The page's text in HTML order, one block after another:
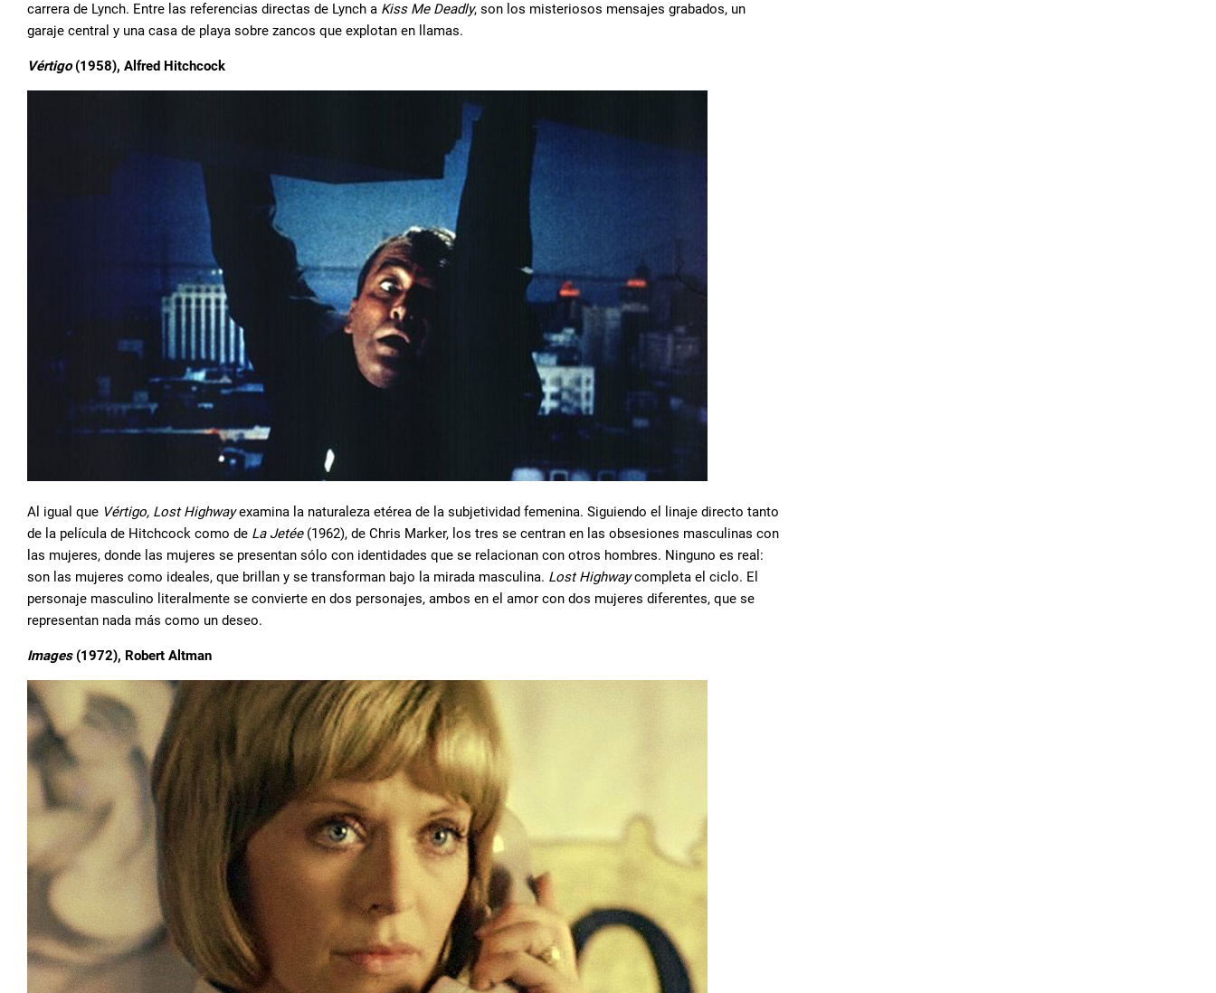
carrera de Lynch. Entre las referencias directas de Lynch a Kiss Me Deadly, son los misteriosos mensajes grabados, un
garaje central y una casa de playa sobre zancos que explotan en llamas.
Vértigo(1958), Alfred Hitchcock
Al igual que Vértigo, Lost Highwayexamina la naturaleza etérea de la subjetividad femenina. Siguiendo el linaje directo tanto
de la película de Hitchcock como de La Jetée (1962), de Chris Marker, los tres se centran en las obsesiones masculinas con
las mujeres, donde las mujeres se presentan sólo con identidades que se relacionan con otros hombres. Ninguno es real:
son las mujeres como ideales, que brillan y se transforman bajo la mirada masculina. Lost Highwaycompleta el ciclo. El
personaje masculino literalmente se convierte en dos personajes, ambos en el amor con dos mujeres diferentes, que se
representan nada más como un deseo.
Images(1972), Robert Altman